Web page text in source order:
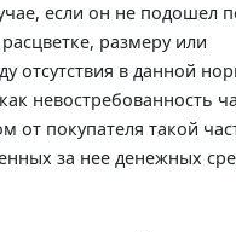
если он не подошел
размеру или
отсутствия в данной
невостребованность
от покупателя такой
за нее денежных